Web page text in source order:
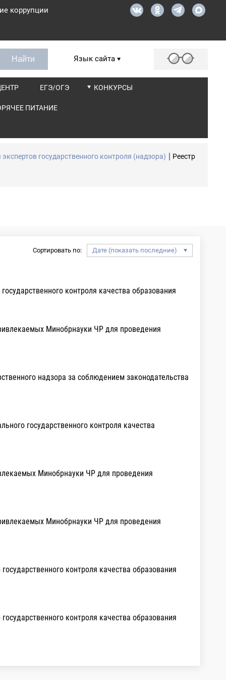
коррупции
Язык сайта
ЕГЭ/ОГЭ КОНКУРСЫ
ПИТАНИЕ
экспертов государственного контроля (надзора) Реестр
Сортировать по:
контроля качества образования
Минобрнауки ЧР для проведения
надзора за соблюдением законодательства
государственного контроля качества
Минобрнауки ЧР для проведения
Минобрнауки ЧР для проведения
контроля качества образования
контроля качества образования